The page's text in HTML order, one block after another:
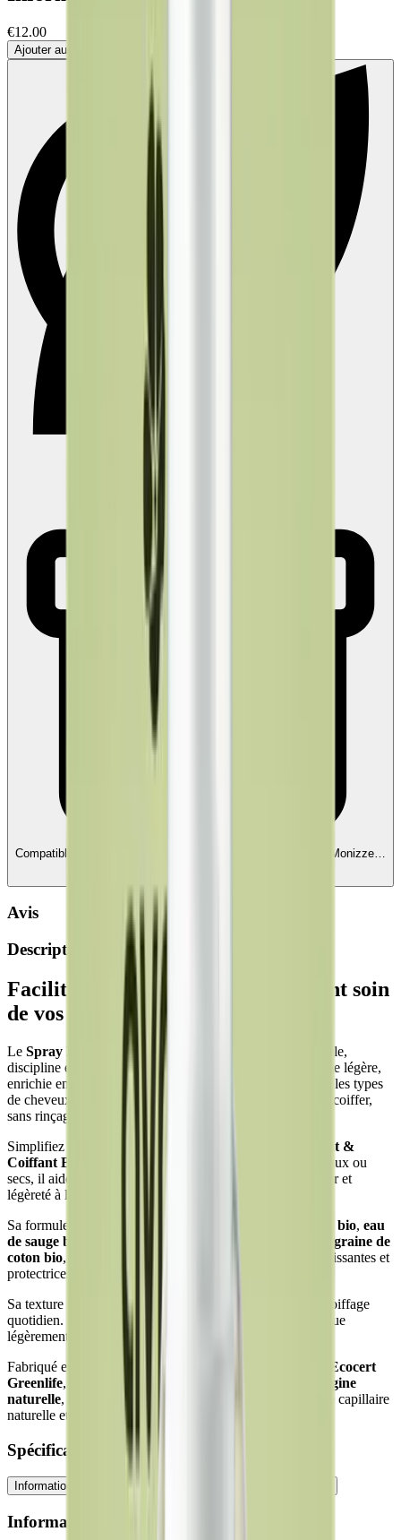
€12.00
Ajouter au panier
Compatible avec Ecochèques et Chèques-cadeaux
Edenred, Monizze…
Avis
Description
Facilitez le démêlage tout en prenant soin
de vos cheveux
Le Spray Démêlant & Coiffant Certifié Bio Avril
démêle,
discipline et facilite le coiffage en un seul geste. Sa formule légère,
enrichie en ingrédients d'origine naturelle, convient à tous les types
de cheveux et laisse la chevelure douce, souple et facile à coiffer,
sans rinçage.
Simplifiez votre routine capillaire avec le
Spray Démêlant &
Coiffant Bio Avril
. Adapté aux cheveux fins, gras, normaux ou
secs, il aide à éliminer les nœuds tout en apportant douceur et
légèreté à la fibre capillaire.
Sa formule est enrichie en
eau florale de fleur d'oranger bio, eau
de sauge bio
extrait de graine de
coton bio, des actifs reconnus pour leurs propriétés adoucissantes et
protectrices.
Sa texture légère ne graisse pas les cheveux et facilite le coiffage
quotidien. Il peut être utilisé aussi bien sur cheveux secs que
légèrement humides, sans rinçage.
Fabriqué en France, certifié
COSMOS ORGANIC par Ecocert
Greenlife, vegan et composé à
99 % d'ingrédients d'origine
naturelle, ce spray s'intègre parfaitement dans une routine capillaire
naturelle et responsable.
Spécifications
Informations techniques
Informations techniques